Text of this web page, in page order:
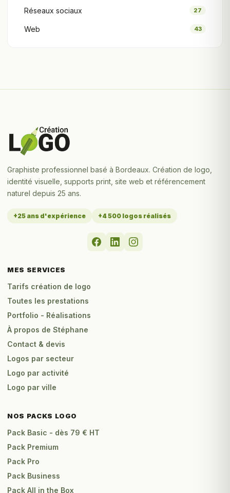
Réseaux sociaux 27
Web 43
Graphiste professionnel basé à Bordeaux. Création de logo,
identité visuelle, supports print, site web et référencement
naturel depuis 25 ans.
+25 ans d'expérience +4 500 logos réalisés
MES SERVICES
Tarifs création de logo
Toutes les prestations
Portfolio - Réalisations
À propos de Stéphane
Contact & devis
Logos par secteur
Logo par activité
Logo par ville
NOS PACKS LOGO
Pack Basic - dès 79 € HT
Pack Premium
Pack Pro
Pack Business
Pack All in the Box